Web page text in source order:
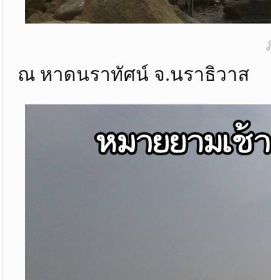
ณ หาดนราทัศน์ จ.นราธิวาส